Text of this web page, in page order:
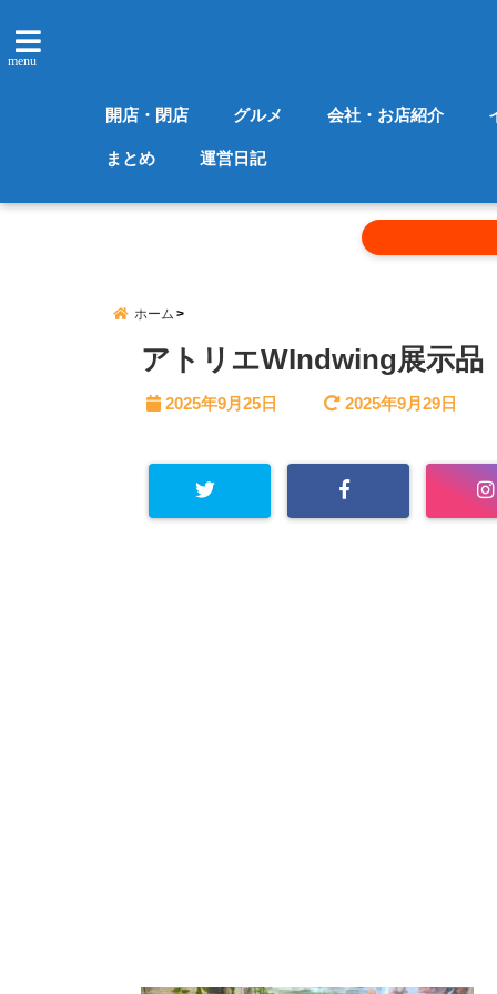
menu
開店・閉店 グルメ 会社・お店紹介
まとめ 運営日記
ホーム
アトリエWIndwing展示品
2025年9月25日 2025年9月29日